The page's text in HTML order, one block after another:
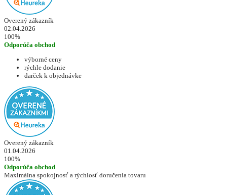
Overený zákazník
02.04.2026
100%
Odporúča obchod
výborné ceny
rýchle dodanie
darček k objednávke
Overený zákazník
01.04.2026
100%
Odporúča obchod
Maximálna spokojnosť a rýchlosť doručenia tovaru